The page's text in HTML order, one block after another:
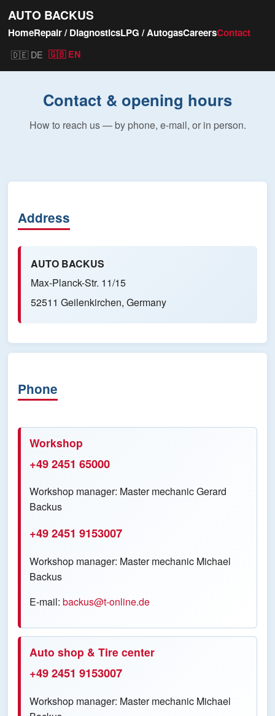
AUTO BACKUS
HomeRepair / DiagnosticsLPG / AutogasCareersContact
🇩🇪 DE 🇬🇧 EN
Contact & opening hours
How to reach us — by phone, e-mail, or in person.
Address
AUTO BACKUS
Max-Planck-Str. 11/15
52511 Geilenkirchen, Germany
Phone
Workshop
+49 2451 65000
Workshop manager: Master mechanic Gerard
Backus
+49 2451 9153007
Workshop manager: Master mechanic Michael
Backus
E-mail:backus@t-online.de
Auto shop & Tire center
+49 2451 9153007
Workshop manager: Master mechanic Michael